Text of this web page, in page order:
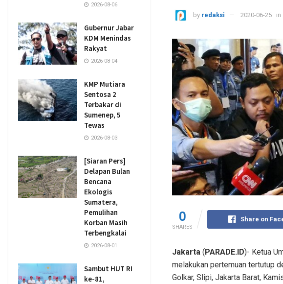
by redaksi 2020-06-25 in
0
SHARES
Share on
Jakarta (PARADE.ID)- Ketua
melakukan pertemuan tertutup
Golkar, Slipi, Jakarta Barat,
2026-08-06
Gubernur Jabar
KDM Menindas
Rakyat
2026-08-04
KMP Mutiara
Sentosa 2
Terbakar di
Sumenep, 5
Tewas
2026-08-03
[Siaran Pers]
Delapan Bulan
Bencana
Ekologis
Sumatera,
Pemulihan
Korban Masih
Terbengkalai
2026-08-01
Sambut HUT RI
ke-81,